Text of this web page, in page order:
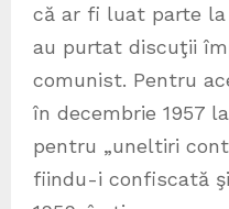
că ar fi luat parte
au purtat discuţii
comunist. Pentru
în decembrie 1957
pentru „uneltiri
fiindu-i confiscată